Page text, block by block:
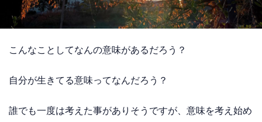
こんなことしてなんの意味があるだろう？
自分が生きてる意味ってなんだろう？
誰でも一度は考えた事がありそうですが、意味を考え始め